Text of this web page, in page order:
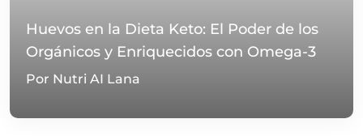
Huevos en la Dieta Keto: El Poder de los
Orgánicos y Enriquecidos con Omega-3
Por Nutri AI Lana